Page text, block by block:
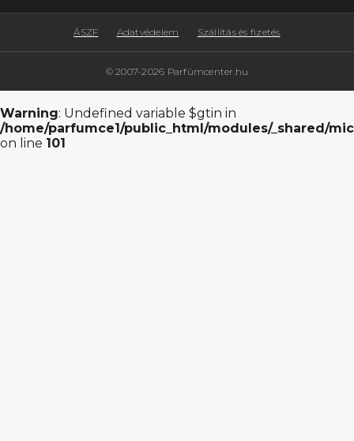
© 2007-2026 Parfümcenter.hu
ÁSZF Adatvédelem Szállítás és fizetés
Warning: Undefined variable $gtin in
/home/parfumce1/public_html/modules/_shared/
on line 101